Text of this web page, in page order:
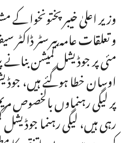
وزیر اعلیٰ خیبر پختونخوا
مئی پر جوڈیشل کمیشن
اوسان خطا ہوگئے ہیں،
پر لیگی رہنماوں بالخصوص
رہی ہیں، لیگی رہنما